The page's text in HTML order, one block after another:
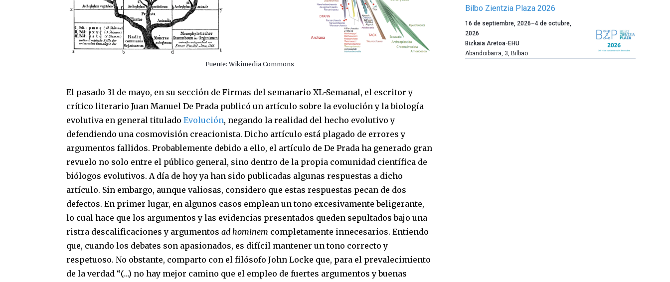
Fuente: Wikimedia Commons
El pasado 31 de mayo, en su sección de Firmas del semanario XL-Semanal, el escritor y
crítico literario Juan Manuel De Prada publicó un artículo sobre la evolución y la biología
evolutiva en general tituladoEvolución, negando la realidad del hecho evolutivo y
defendiendo una cosmovisión creacionista. Dicho artículo está plagado de errores y
argumentos fallidos. Probablemente debido a ello, el artículo de De Prada ha generado gran
revuelo no solo entre el público general, sino dentro de la propia comunidad científica de
biólogos evolutivos. A día de hoy ya han sido publicadas algunas respuestas a dicho
artículo. Sin embargo, aunque valiosas, considero que estas respuestas pecan de dos
defectos. En primer lugar, en algunos casos emplean un tono excesivamente beligerante,
lo cual hace que los argumentos y las evidencias presentados queden sepultados bajo una
ristra descalificaciones y argumentos ad hominem completamente innecesarios. Entiendo
que, cuando los debates son apasionados, es difícil mantener un tono correcto y
respetuoso. No obstante, comparto con el filósofo John Locke que, para el prevalecimiento
de la verdad “(…) no hay mejor camino que el empleo de fuertes argumentos y buenas
Bilbo Zientzia Plaza 2026
Un
año
más,
Bilbao
16 de septiembre, 2026–4 de octubre,
2026
Bizkaia Aretoa-EHU
Abandoibarra, 3, Bilbao